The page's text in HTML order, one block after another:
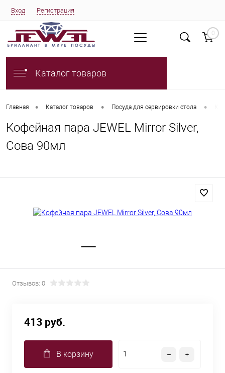
Вход Регистрация
0
Каталог товаров
Главная • Каталог товаров • Посуда для сервировки стола •
Кофейная пара JEWEL Mirror Silver,
Сова 90мл
Отзывов: 0
413 руб.
В корзину